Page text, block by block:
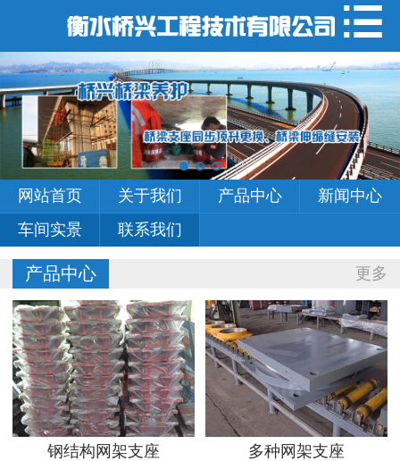
网站首页
关于我们
产品中心
新闻中心
车间实景
联系我们
网站首页 关于我们 产品中心
新闻中心
车间实景
联系我们
更多
产品中心
钢结构网架支座 多种网架支座